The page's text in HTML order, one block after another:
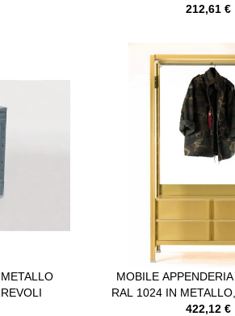
212,61 €
MOBILE
RAL 1024 IN METALLO,
APPENDIABITI E
422,12 €